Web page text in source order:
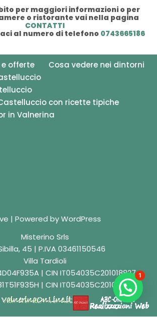
per maggiori informazioni o per
o ristorante vai nella pagina
CONTATTI
al numero di telefono 0743665186
e offerte
Cosa vedere nei dintorni
con ricette tipiche
in Valnerina
| Powered byWordPress
Misterino Srls
45 | P.IVA 03461150546
Villa Tardioli
| CIN IT054035C201018827
| CIN IT054035C201018829
1